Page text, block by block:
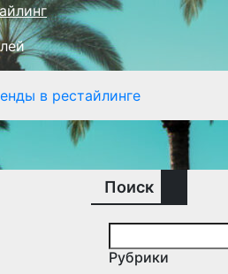
в рестайлинге
Поиск
Рубрики